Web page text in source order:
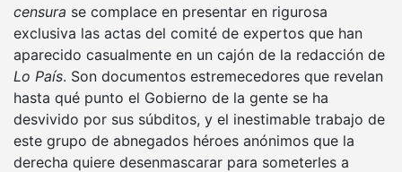
censura se complace en presentar en rigurosa
exclusiva las actas del comité de expertos que han
aparecido casualmente en un cajón de la redacción de
Lo País. Son documentos estremecedores que revelan
hasta qué punto el Gobierno de la gente se ha
desvivido por sus súbditos, y el inestimable trabajo de
este grupo de abnegados héroes anónimos que la
derecha quiere desenmascarar para someterles a